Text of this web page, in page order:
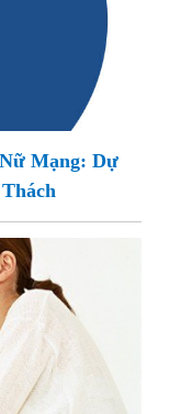
Mạng: Dự